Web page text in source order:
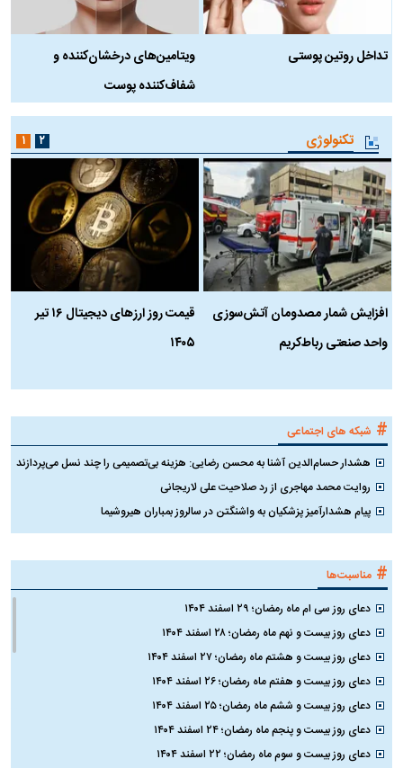
تداخل روتین پوستی
ویتامین‌های درخشان‌کننده و
شفاف‌کننده پوست
تکنولوژی
افزایش شمار مصدومان آتش‌سوزی
واحد صنعتی رباط‌کریم
قیمت روز ارز‌های دیجیتال ۱۶ تیر
۱۴۰۵
۱ ۲
# شبکه های اجتماعی
هشدار حسام‌الدین آشنا به محسن رضایی: هزینه بی‌تصمیمی را چند نسل می‌پردازند
روایت محمد مهاجری از رد صلاحیت علی لاریجانی
پیام هشدارآمیز پزشکیان به واشنگتن در سالروز بمباران هیروشیما
# مناسبت‌ها
دعای روز سی ام ماه رمضان؛ ۲۹ اسفند ۱۴۰۴
دعای روز بیست و نهم ماه رمضان؛ ۲۸ اسفند ۱۴۰۴
دعای روز بیست و هشتم ماه رمضان؛ ۲۷ اسفند ۱۴۰۴
دعای روز بیست و هفتم ماه رمضان؛ ۲۶ اسفند ۱۴۰۴
دعای روز بیست و ششم ماه رمضان؛ ۲۵ اسفند ۱۴۰۴
دعای روز بیست و پنجم ماه رمضان؛ ۲۴ اسفند ۱۴۰۴
دعای روز بیست و سوم ماه رمضان؛ ۲۲ اسفند ۱۴۰۴